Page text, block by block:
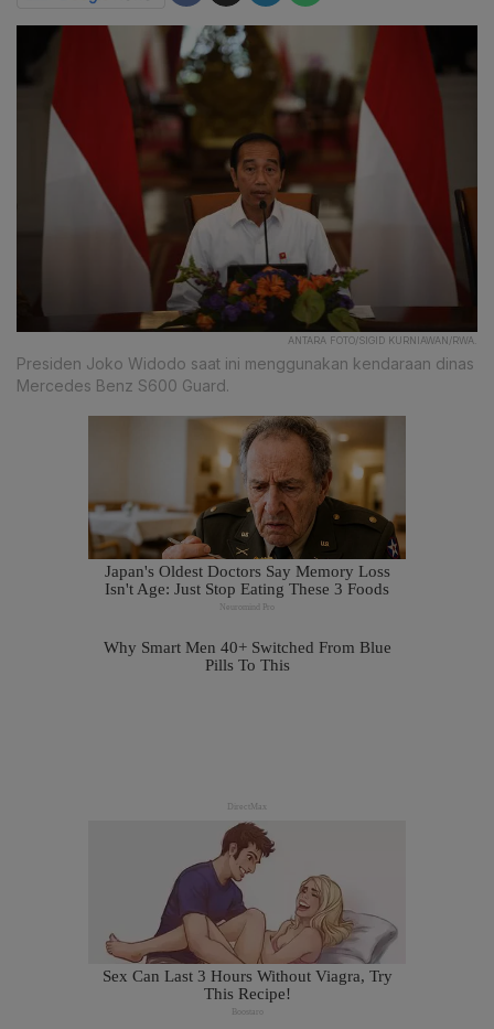
ANTARA FOTO/SIGID KURNIAWAN/RWA.
Presiden Joko Widodo saat ini menggunakan kendaraan dinas
Mercedes Benz S600 Guard.